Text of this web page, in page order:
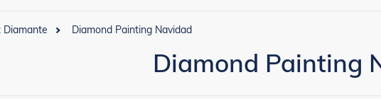
Diamante Diamond Painting Navidad
Diamond Painting